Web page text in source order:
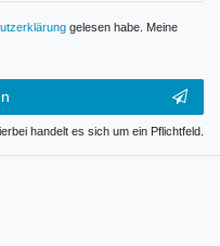
gelesen habe. Meine
handelt es sich um ein Pflichtfeld.